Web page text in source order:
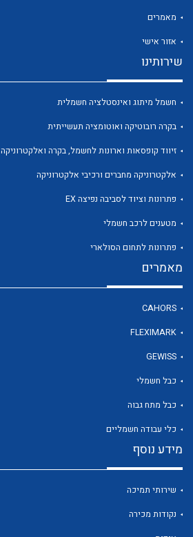
מאמרים
אזור אישי
שירותינו
חשמל מיתוג ואינסטלציה חשמלית
בקרה רובוטיקה ואוטומציה תעשייתית
זיווד קופסאות וארונות לחשמל, בקרה ואלקטרוניקה
אלקטרוניקה מחברים ורכיבי אלקטרוניקה
פתרונות וציוד לסביבה נפיצה EX
מטענים לרכב חשמלי
פתרונות לתחום הסולארי
מאמרים
CAHORS
FLEXIMARK
GEWISS
כבל חשמלי
כבל מתח גבוה
כלי עבודה חשמליים
מידע נוסף
שירותי תמיכה
נקודות מכירה